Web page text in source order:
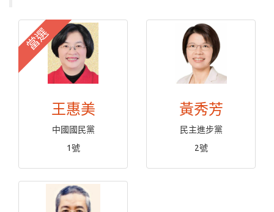
當選
王惠美
中國國民黨
1號
黃秀芳
民主進步黨
2號